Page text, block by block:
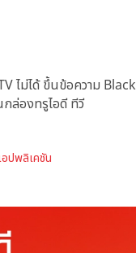
ไม่ได้ ขึ้นข้อความ Black
ล่องทรูไอดี ทีวี
ปพลิเคชัน